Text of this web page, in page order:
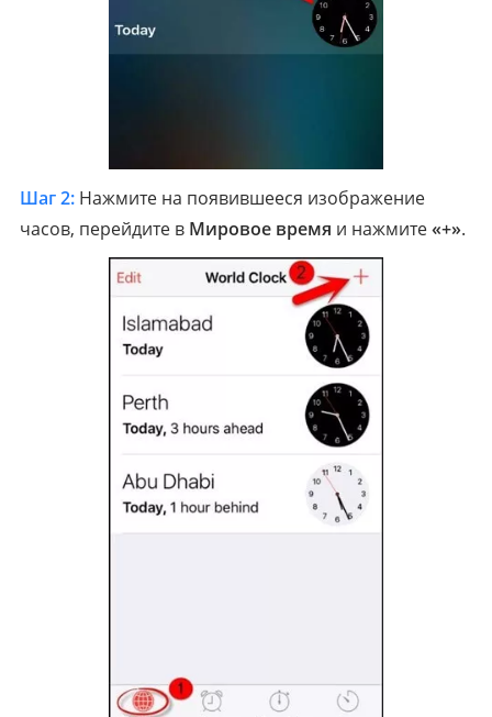
Шаг 2: Нажмите на появившееся изображение
часов, перейдите в Мировое время и нажмите«+».